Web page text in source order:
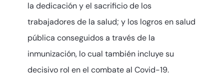
la dedicación y el sacrificio de los
trabajadores de la salud; y los logros en salud
pública conseguidos a través de la
inmunización, lo cual también incluye su
decisivo rol en el combate al Covid-19.